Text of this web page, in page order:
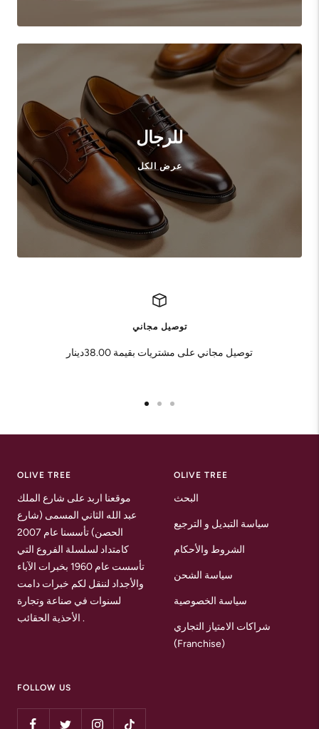
للرجال
عرض الكل
توصيل مجاني
توصيل مجاني على مشتريات بقيمة 38.00دينار
OLIVE TREE
موقعنا اربد على شارع الملك
عبد الله الثاني المسمى (شارع
الحصن) تأسسنا عام 2007
كامتداد لسلسلة الفروع التي
تأسست عام 1960 بخبرات الآباء
والأجداد لننقل لكم خبرات دامت
لسنوات في صناعة وتجارة
الأحذية الحقائب .
OLIVE TREE
البحث
سياسة التبديل و الترجيع
الشروط والأحكام
سياسة الشحن
سياسة الخصوصية
شراكات الامتياز التجاري
(Franchise)
FOLLOW US